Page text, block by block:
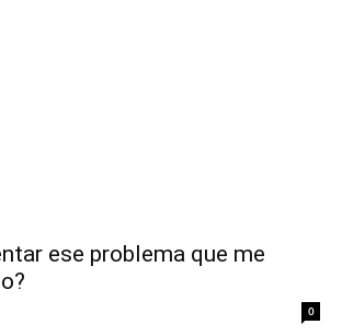
ese problema que me
0